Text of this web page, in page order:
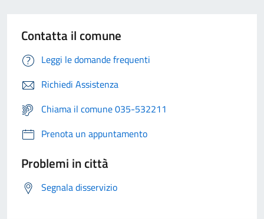
Contatta il comune
Leggi le domande frequenti
Richiedi Assistenza
Chiama il comune 035-532211
Prenota un appuntamento
Problemi in città
Segnala disservizio